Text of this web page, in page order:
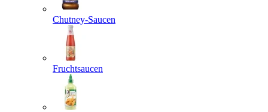
Chutney-Saucen
Fruchtsaucen